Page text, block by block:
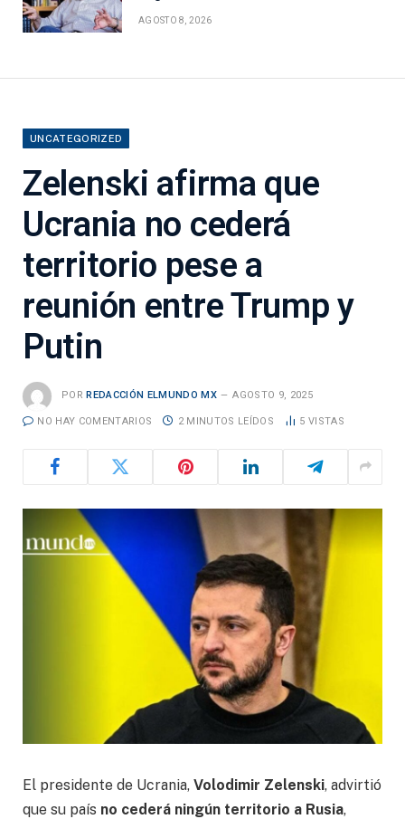
AGOSTO 8, 2026
UNCATEGORIZED
Zelenski afirma que
Ucrania no cederá
territorio pese a
reunión entre Trump y
Putin
POR REDACCIÓN ELMUNDO MX AGOSTO 9, 2025
NO HAY COMENTARIOS 2 MINUTOS LEÍDOS 5 VISTAS
El presidente de Ucrania, Volodimir Zelenski, advirtió
que su país no cederá ningún territorio a Rusia,